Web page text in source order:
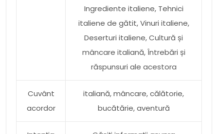
Ingrediente italiene, Tehnici
italiene de gătit, Vinuri italiene,
Deserturi italiene, Cultură și
mâncare italiană, Întrebări și
răspunsuri ale acestora
Cuvânt
acordor
italiană, mâncare, călătorie,
bucătărie, aventură